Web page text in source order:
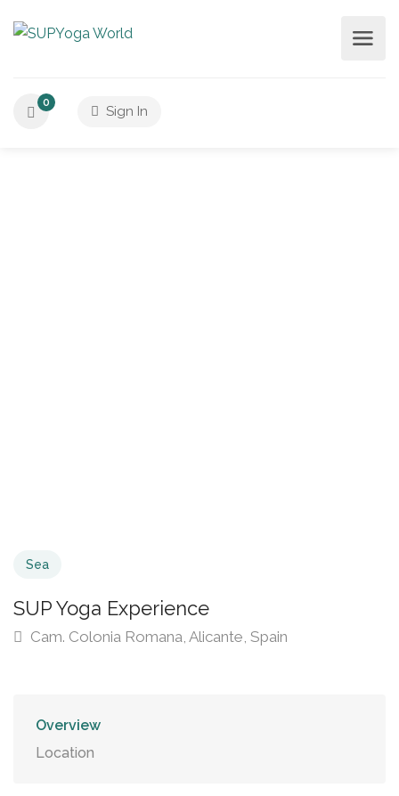
0
Sign In
Sea
SUP Yoga Experience
Cam. Colonia Romana, Alicante, Spain
Overview
Location